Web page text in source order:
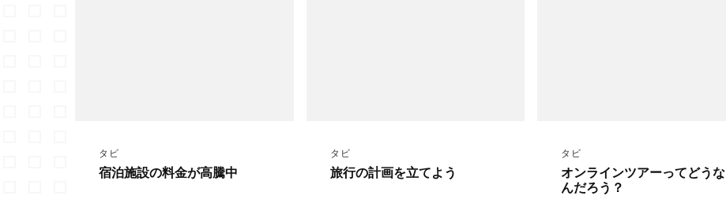
タビ
宿泊施設の料金が高騰中
タビ
旅行の計画を立てよう
タビ
オンラインツアーってどうな
んだろう？